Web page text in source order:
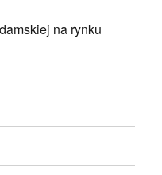
na rynku